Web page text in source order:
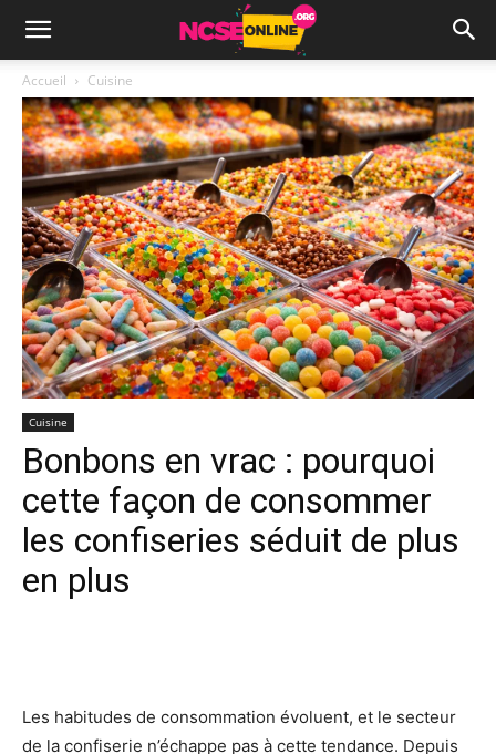
Accueil Cuisine
Cuisine
Bonbons en vrac : pourquoi
cette façon de consommer
les confiseries séduit de plus
en plus
Les habitudes de consommation évoluent, et le secteur
de la confiserie n’échappe pas à cette tendance. Depuis